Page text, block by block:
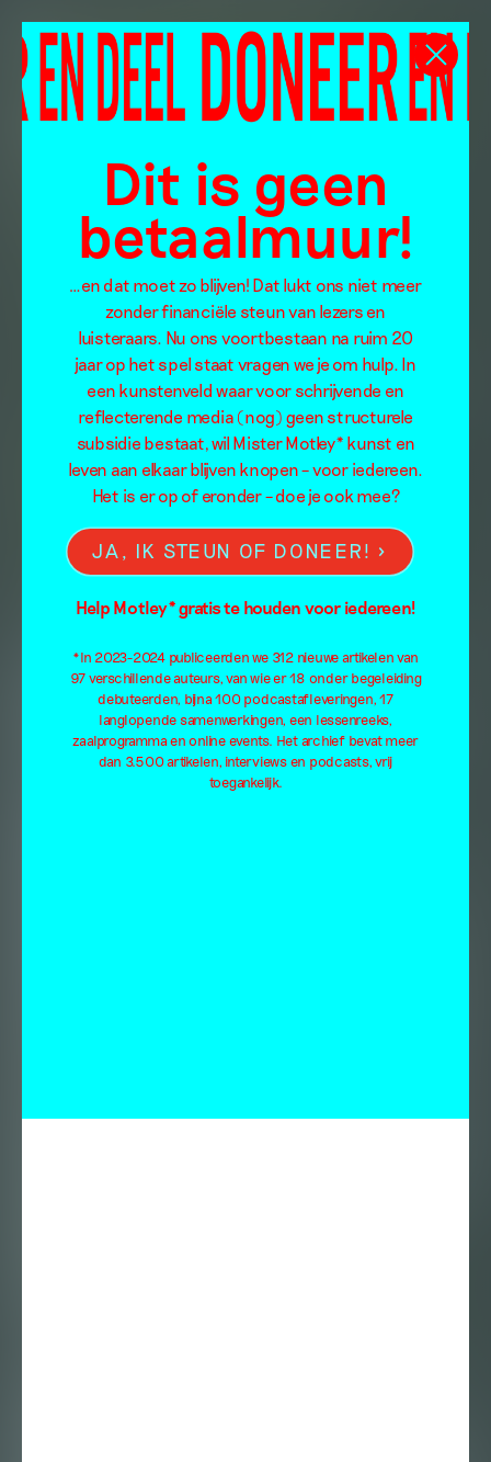
Dit is geen
betaalmuur!
…en dat moet zo blijven! Dat lukt ons niet meer
zonder financiële steun van lezers en
luisteraars. Nu ons voortbestaan na ruim 20
jaar op het spel staat vragen we je om hulp. In
een kunstenveld waar voor schrijvende en
reflecterende media (nog) geen structurele
subsidie bestaat, wil Mister Motley* kunst en
leven aan elkaar blijven knopen – voor iedereen.
Het is er op of eronder – doe je ook mee?
JA, IK STEUN OF DONEER!
Help Motley* gratis te houden voor iedereen!
*In 2023-2024 publiceerden we 312 nieuwe artikelen van
97 verschillende auteurs, van wie er 18 onder begeleiding
debuteerden, bijna 100 podcastafleveringen, 17
langlopende samenwerkingen, een lessenreeks,
zaalprogramma en online events. Het archief bevat meer
dan 3.500 artikelen, interviews en podcasts, vrij
toegankelijk.